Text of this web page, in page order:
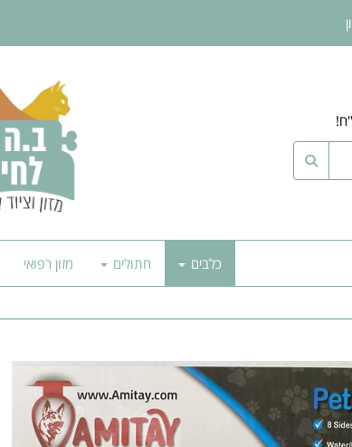
כלבים חתולים מזון רפואי